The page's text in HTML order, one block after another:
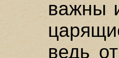
важны
ведь